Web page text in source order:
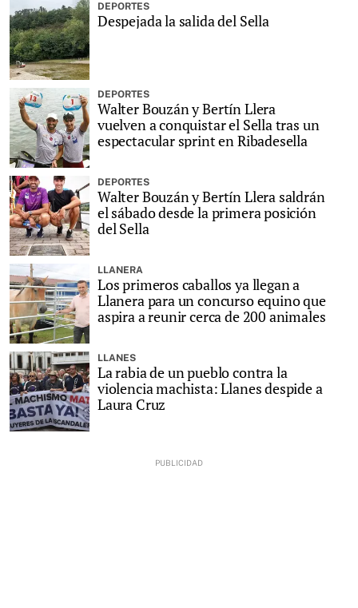
DEPORTES
Despejada la salida del Sella
DEPORTES
Walter Bouzán y Bertín Llera
vuelven a conquistar el Sella tras un
espectacular sprint en Ribadesella
DEPORTES
Walter Bouzán y Bertín Llera saldrán
el sábado desde la primera posición
del Sella
LLANERA
Los primeros caballos ya llegan a
Llanera para un concurso equino que
aspira a reunir cerca de 200 animales
LLANES
La rabia de un pueblo contra la
violencia machista: Llanes despide a
Laura Cruz